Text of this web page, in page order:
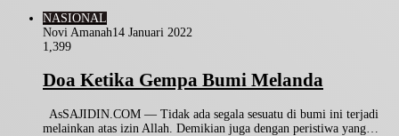
NASIONAL
Novi Amanah14 Januari 2022
1,399
Doa Ketika Gempa Bumi Melanda
AsSAJIDIN.COM — Tidak ada segala sesuatu di bumi ini terjadi
melainkan atas izin Allah. Demikian juga dengan peristiwa yang…